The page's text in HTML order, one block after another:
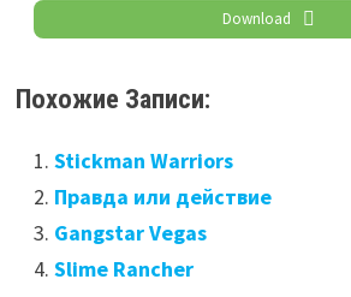
Download
Похожие Записи:
Stickman Warriors
Правда или действие
Gangstar Vegas
Slime Rancher